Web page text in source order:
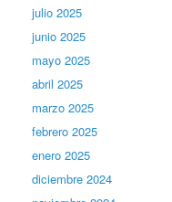
julio 2025
junio 2025
mayo 2025
abril 2025
marzo 2025
febrero 2025
enero 2025
diciembre 2024